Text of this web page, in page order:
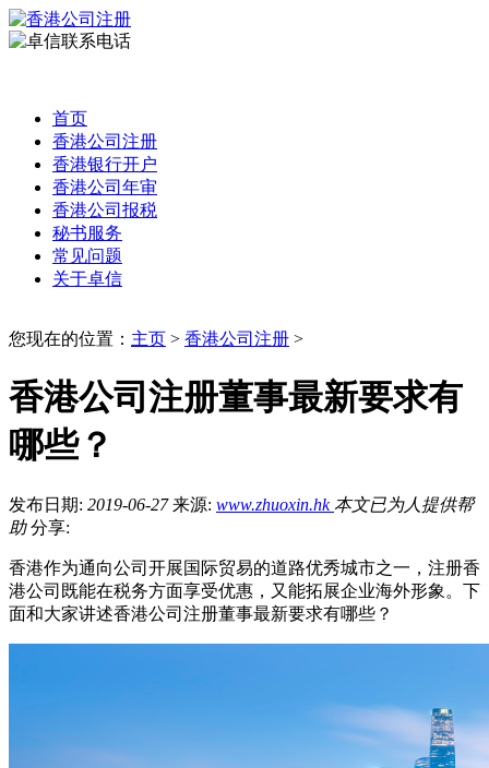
首页
香港公司注册
香港银行开户
香港公司年审
香港公司报税
秘书服务
常见问题
关于卓信
您现在的位置： 主页 > 香港公司注册 >
香港公司注册董事最新要求有
哪些？
发布日期: 2019-06-27 来源: www.zhuoxin.hk 本文已为人提供帮
助 分享:
香港作为通向公司开展国际贸易的道路优秀城市之一，注册香
港公司既能在税务方面享受优惠，又能拓展企业海外形象。下
面和大家讲述香港公司注册董事最新要求有哪些？